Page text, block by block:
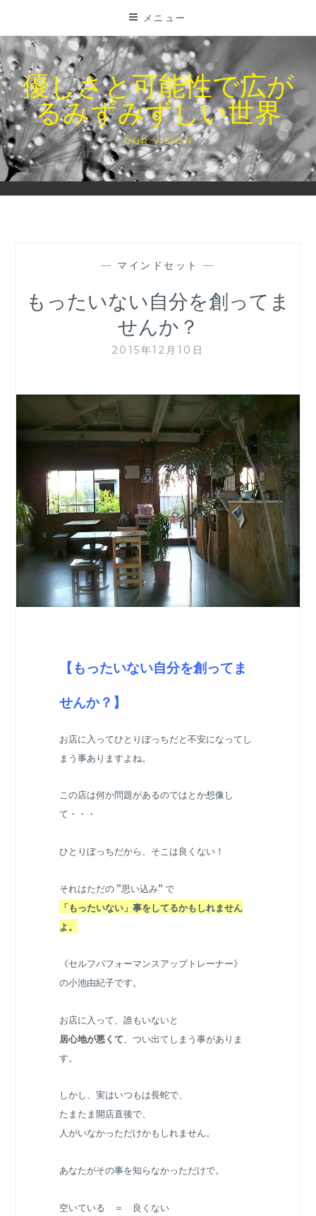
テ
ン
ツ
に
ス
キ
ッ
プ
メニュー
優しさと可能性で広が
るみずみずしい世界
OUR VISION
— マインドセット —
もったいない自分を創ってま
せんか？
2015年12月10日
【もったいない自分を創ってま
せんか？】
お店に入ってひとりぼっちだと不安になってし
まう事ありますよね。
この店は何か問題があるのではとか想像し
て・・・
ひとりぼっちだから、そこは良くない！
それはただの ”思い込み” で
「もったいない」事をしてるかもしれません
よ。
《セルフパフォーマンスアップトレーナー》
の小池由紀子です。
お店に入って、誰もいないと
居心地が悪くて、つい出てしまう事がありま
す。
しかし、実はいつもは長蛇で、
たまたま開店直後で、
人がいなかっただけかもしれません。
あなたがその事を知らなかっただけで。
空いている ＝ 良くない